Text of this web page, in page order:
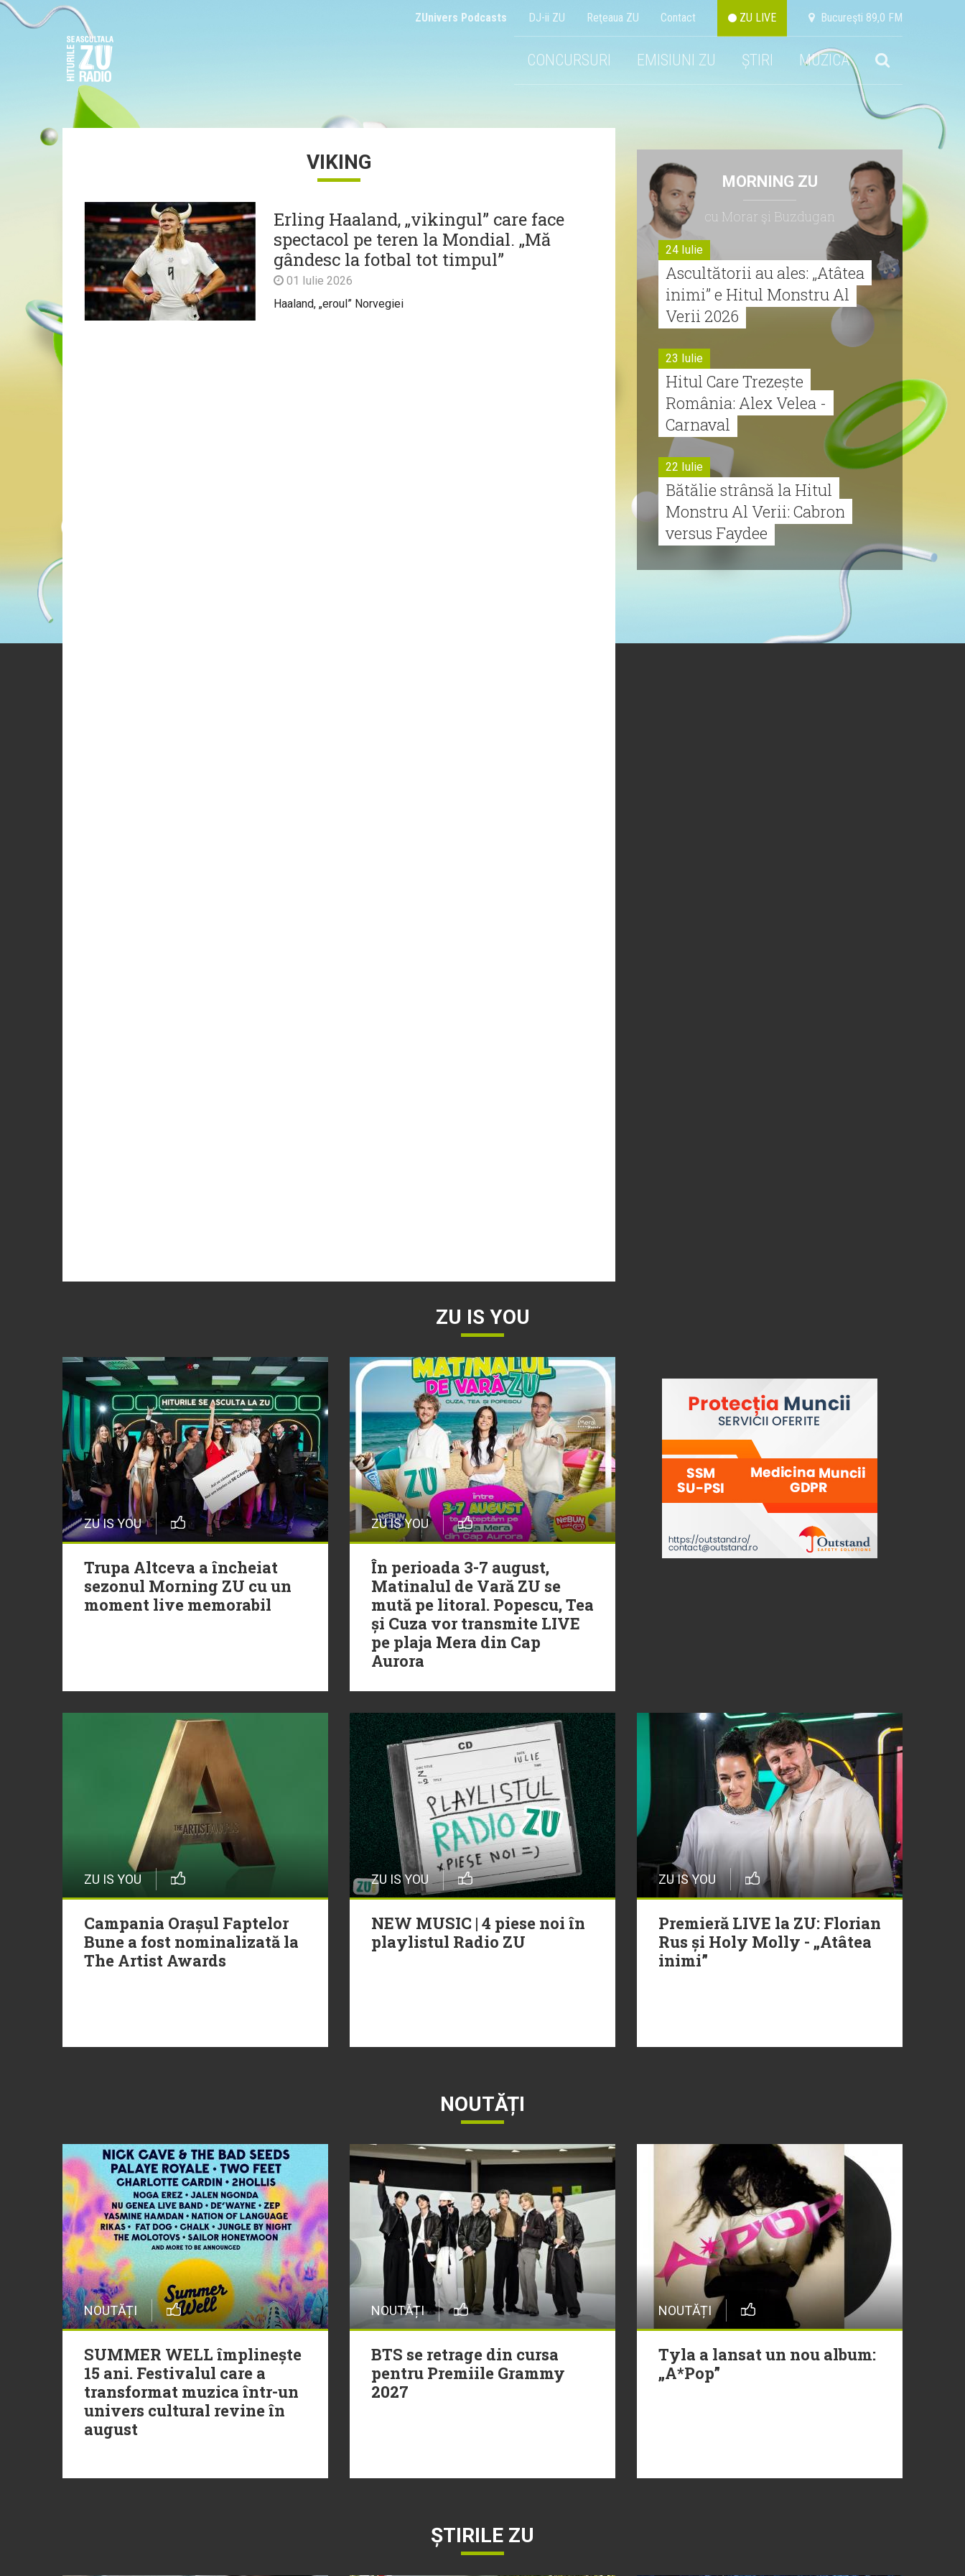
ZUnivers Podcasts DJ-ii ZU Reţeaua ZU Contact ZU LIVE Bucureşti 89,0 FM
CONCURSURI EMISIUNI ZU ȘTIRI MUZICA
VIKING
Erling Haaland, „vikingul” care face
spectacol pe teren la Mondial. „Mă
gândesc la fotbal tot timpul”
01 Iulie 2026
Haaland, „eroul” Norvegiei
MORNING ZU
cu Morar şi Buzdugan
24 Iulie
Ascultătorii au ales: „Atâtea
inimi” e Hitul Monstru Al
Verii 2026
23 Iulie
Hitul Care Trezește
România: Alex Velea -
Carnaval
22 Iulie
Bătălie strânsă la Hitul
Monstru Al Verii: Cabron
versus Faydee
Monstru al Verii
ZU IS YOU
ZU IS YOU
Trupa Altceva a încheiat
sezonul Morning ZU cu un
moment live memorabil
ZU IS YOU
În perioada 3-7 august,
Matinalul de Vară ZU se
mută pe litoral. Popescu, Tea
și Cuza vor transmite LIVE
pe plaja Mera din Cap
Aurora
ZU IS YOU
Campania Orașul Faptelor
Bune a fost nominalizată la
The Artist Awards
ZU IS YOU
NEW MUSIC | 4 piese noi în
playlistul Radio ZU
ZU IS YOU
Premieră LIVE la ZU: Florian
Rus și Holy Molly - „Atâtea
inimi”
NOUTĂȚI
NOUTĂȚI
SUMMER WELL împlinește
15 ani. Festivalul care a
transformat muzica într-un
univers cultural revine în
august
NOUTĂȚI
BTS se retrage din cursa
pentru Premiile Grammy
2027
NOUTĂȚI
Tyla a lansat un nou album:
„A*Pop”
ȘTIRILE ZU